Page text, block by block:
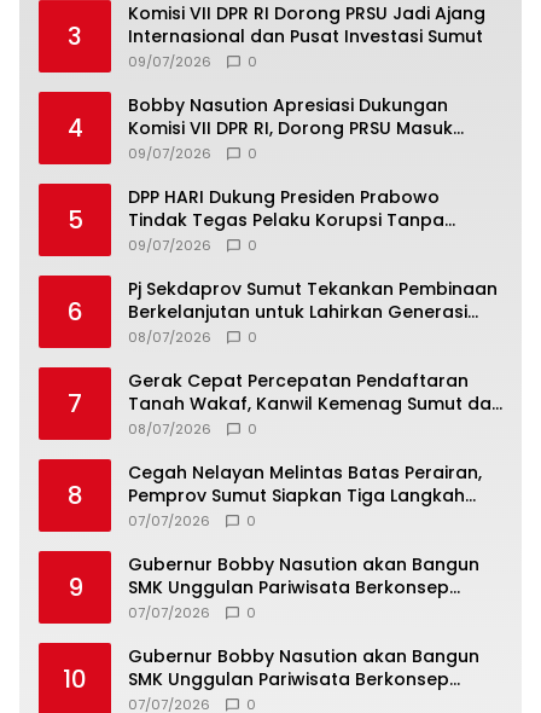
3
Komisi VII DPR RI Dorong PRSU Jadi Ajang
Internasional dan Pusat Investasi Sumut
09/07/2026 0
4
Bobby Nasution Apresiasi Dukungan
Komisi VII DPR RI, Dorong PRSU Masuk
Kalender Event Nasional
09/07/2026 0
5
DPP HARI Dukung Presiden Prabowo
Tindak Tegas Pelaku Korupsi Tanpa
Tebang Pilih
09/07/2026 0
6
Pj Sekdaprov Sumut Tekankan Pembinaan
Berkelanjutan untuk Lahirkan Generasi
Qurani Berkarakter
08/07/2026 0
7
Gerak Cepat Percepatan Pendaftaran
Tanah Wakaf, Kanwil Kemenag Sumut dan
Lintas Instansi Bahas Draf MoU
08/07/2026 0
8
Cegah Nelayan Melintas Batas Perairan,
Pemprov Sumut Siapkan Tiga Langkah
Strategis
07/07/2026 0
9
Gubernur Bobby Nasution akan Bangun
SMK Unggulan Pariwisata Berkonsep
Boarding School di Samosir
07/07/2026 0
10
Gubernur Bobby Nasution akan Bangun
SMK Unggulan Pariwisata Berkonsep
Boarding School di Samosir
07/07/2026 0